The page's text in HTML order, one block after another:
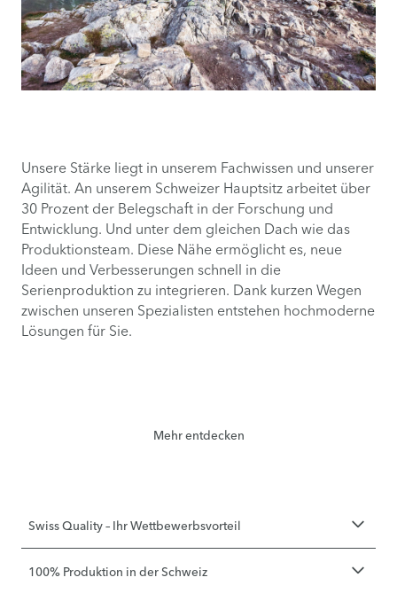
Unsere Stärke liegt in unserem Fachwissen und unserer
Agilität. An unserem Schweizer Hauptsitz arbeitet über
30 Prozent der Belegschaft in der Forschung und
Entwicklung. Und unter dem gleichen Dach wie das
Produktionsteam. Diese Nähe ermöglicht es, neue
Ideen und Verbesserungen schnell in die
Serienproduktion zu integrieren. Dank kurzen Wegen
zwischen unseren Spezialisten entstehen hochmoderne
Lösungen für Sie.
Mehr entdecken
Swiss Quality – Ihr Wettbewerbsvorteil
100% Produktion in der Schweiz